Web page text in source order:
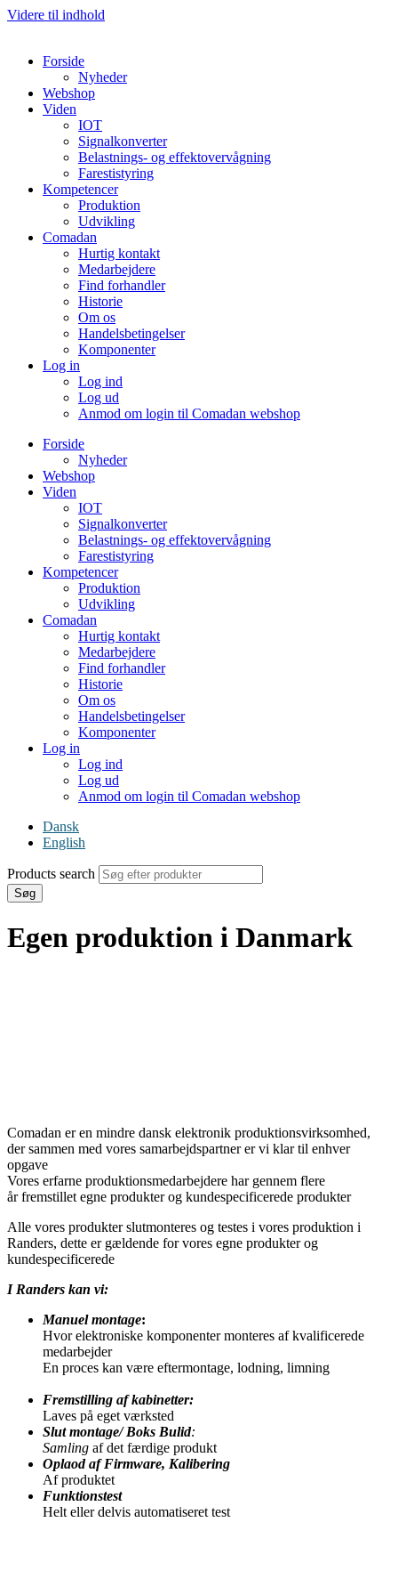
Videre til indhold
Forside
Nyheder
Webshop
Viden
IOT
Signalkonverter
Belastnings- og effektovervågning
Farestistyring
Kompetencer
Produktion
Udvikling
Comadan
Hurtig kontakt
Medarbejdere
Find forhandler
Historie
Om os
Handelsbetingelser
Komponenter
Log in
Log ind
Log ud
Anmod om login til Comadan webshop
Forside
Nyheder
Webshop
Viden
IOT
Signalkonverter
Belastnings- og effektovervågning
Farestistyring
Kompetencer
Produktion
Udvikling
Comadan
Hurtig kontakt
Medarbejdere
Find forhandler
Historie
Om os
Handelsbetingelser
Komponenter
Log in
Log ind
Log ud
Anmod om login til Comadan webshop
Dansk
English
Products search
Søg
Egen produktion i Danmark
Comadan eren mindre dansk elektronik produktionsvirksomhed,
der sammen med vores samarbejdspartner er vi klar til enhver
opgave
Vores erfarne produktionsmedarbejdere har gennem flere
årfremstillet egne produkter og kundespecificerede produkter
Alle vores produkter slutmonteres og testes i vores produktion i
Randers, dette er gældende for vores egne produkter og
kundespecificerede
I Randers kan vi:
Manuel montage:
Hvor elektroniske komponenter monteres af kvalificerede
medarbejder
En proces kan være eftermontage, lodning, limning
Fremstilling af kabinetter:
Laves på eget værksted
Slut montage/ Boks Bulid:
Samling af det færdige produkt
Oplaod af Firmware, Kalibering
Af produktet
Funktionstest
Helt eller delvis automatiseret test